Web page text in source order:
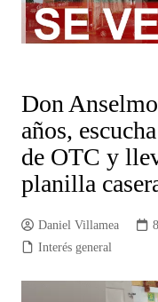
Don
años,
de OTC y
planilla
Daniel Villamea
Interés general